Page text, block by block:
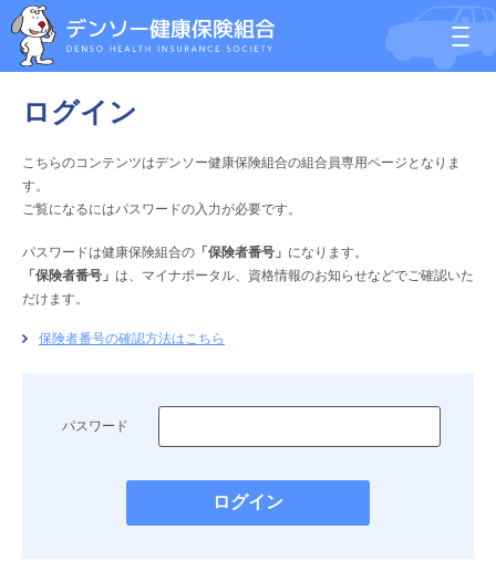
ログイン
こちらのコンテンツはデンソー健康保険組合の組合員専用ページとなりま
す。
ご覧になるにはパスワードの入力が必要です。
パスワードは健康保険組合の 「保険者番号」 になります。
「保険者番号」 は、マイナポータル、資格情報のお知らせなどでご確認いた
だけます。
保険者番号の確認方法はこちら
パスワード